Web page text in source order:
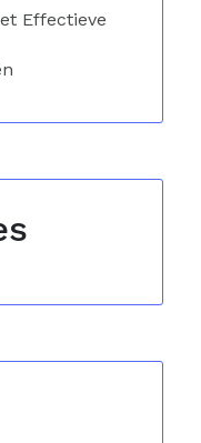
Effectieve